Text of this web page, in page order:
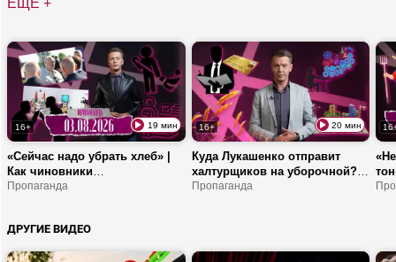
ЕЩЕ +
16+ 19 мин
«Сейчас надо убрать хлеб» |
Как чиновники
оправдывались перед
Пропаганда
16+ 20 мин
Куда Лукашенко отправит
халтурщиков на уборочной? |
Как бизнес поможет
Пропаганда
ДРУГИЕ ВИДЕО